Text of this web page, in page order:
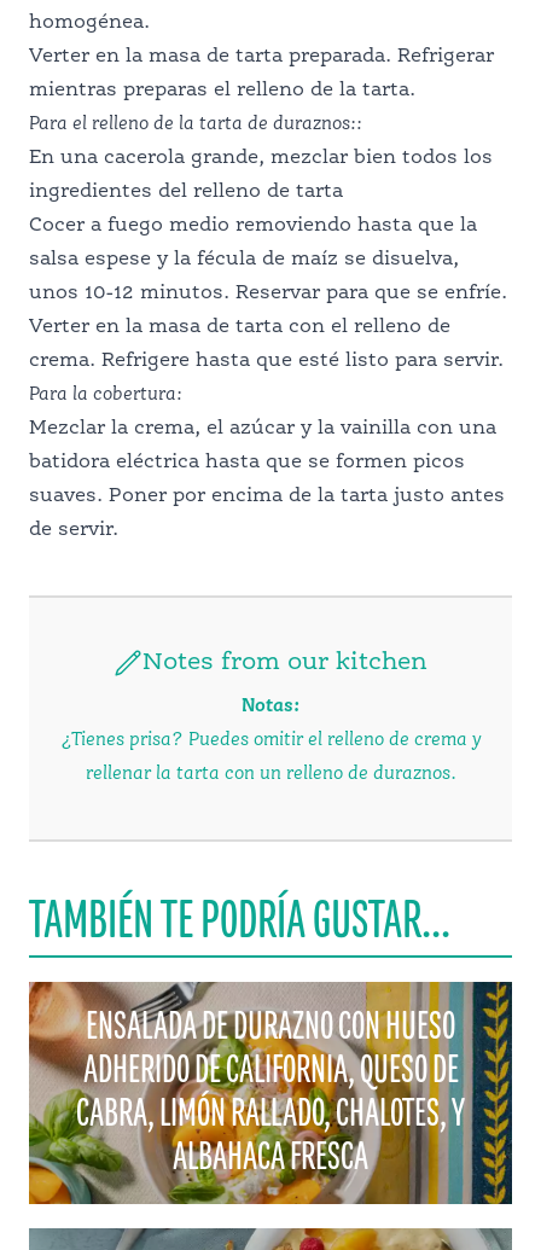
homogénea.
Verter en la masa de tarta preparada. Refrigerar
mientras preparas el relleno de la tarta.
Para el relleno de la tarta de duraznos::
En una cacerola grande, mezclar bien todos los
ingredientes del relleno de tarta
Cocer a fuego medio removiendo hasta que la
salsa espese y la fécula de maíz se disuelva,
unos 10-12 minutos. Reservar para que se enfríe.
Verter en la masa de tarta con el relleno de
crema. Refrigere hasta que esté listo para servir.
Para la cobertura:
Mezclar la crema, el azúcar y la vainilla con una
batidora eléctrica hasta que se formen picos
suaves. Poner por encima de la tarta justo antes
de servir.
Notes from our kitchen
Notas:
¿Tienes prisa? Puedes omitir el relleno de crema y
rellenar la tarta con un relleno de duraznos.
TAMBIÉN TE PODRÍA GUSTAR...
ENSALADA DE DURAZNO CON HUESO
ADHERIDO DE CALIFORNIA, QUESO DE
CABRA, LIMÓN RALLADO, CHALOTES, Y
ALBAHACA FRESCA